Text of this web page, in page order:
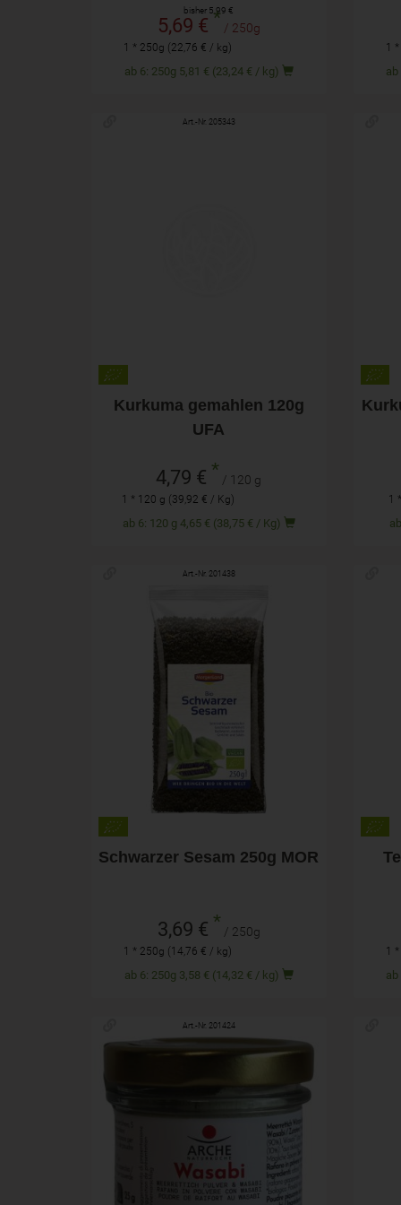
bisher 5,99 €
5,69 €* / 250g
1 * 250g (22,76 € / kg)
ab 6: 250g 5,81 € (23,24 € / kg)
1
Art.-Nr. 205343
Kurkuma gemahlen 120g
UFA
4,79 € * / 120 g
1 * 120 g (39,92 € / Kg)
ab 6: 120 g 4,65 € (38,75 € / Kg)
1
Art.-Nr. 201438
Schwarzer Sesam 250g MOR
3,69 € * / 250g
1 * 250g (14,76 € / kg)
ab 6: 250g 3,58 € (14,32 € / kg)
bald wieder verfügbar
1
Art.-Nr. 201424
7,99 €